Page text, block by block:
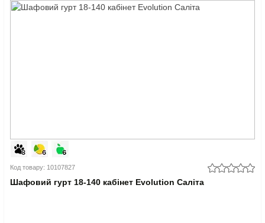
Код товару: 10107827
Шафовий гурт 18-140 кабінет Evolution Саліта